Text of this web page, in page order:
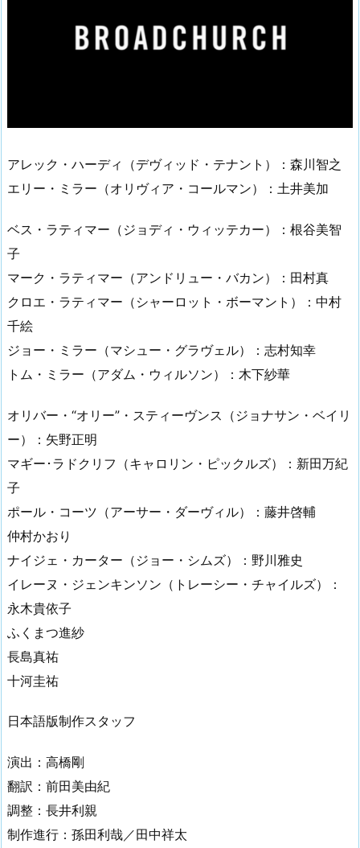
アレック・ハーディ（デヴィッド・テナント）：森川智之
エリー・ミラー（オリヴィア・コールマン）：土井美加
ベス・ラティマー（ジョディ・ウィッテカー）：根谷美智
子
マーク・ラティマー（アンドリュー・バカン）：田村真
クロエ・ラティマー（シャーロット・ボーマント）：中村
千絵
ジョー・ミラー（マシュー・グラヴェル）：志村知幸
トム・ミラー（アダム・ウィルソン）：木下紗華
オリバー・“オリー”・スティーヴンス（ジョナサン・ベイリ
ー）：矢野正明
マギー･ラドクリフ（キャロリン・ピックルズ）：新田万紀
子
ポール・コーツ（アーサー・ダーヴィル）：藤井啓輔
仲村かおり
ナイジェ・カーター（ジョー・シムズ）：野川雅史
イレーヌ・ジェンキンソン（トレーシー・チャイルズ）：
永木貴依子
ふくまつ進紗
長島真祐
十河圭祐
日本語版制作スタッフ
演出：高橋剛
翻訳：前田美由紀
調整：長井利親
制作進行：孫田利哉／田中祥太